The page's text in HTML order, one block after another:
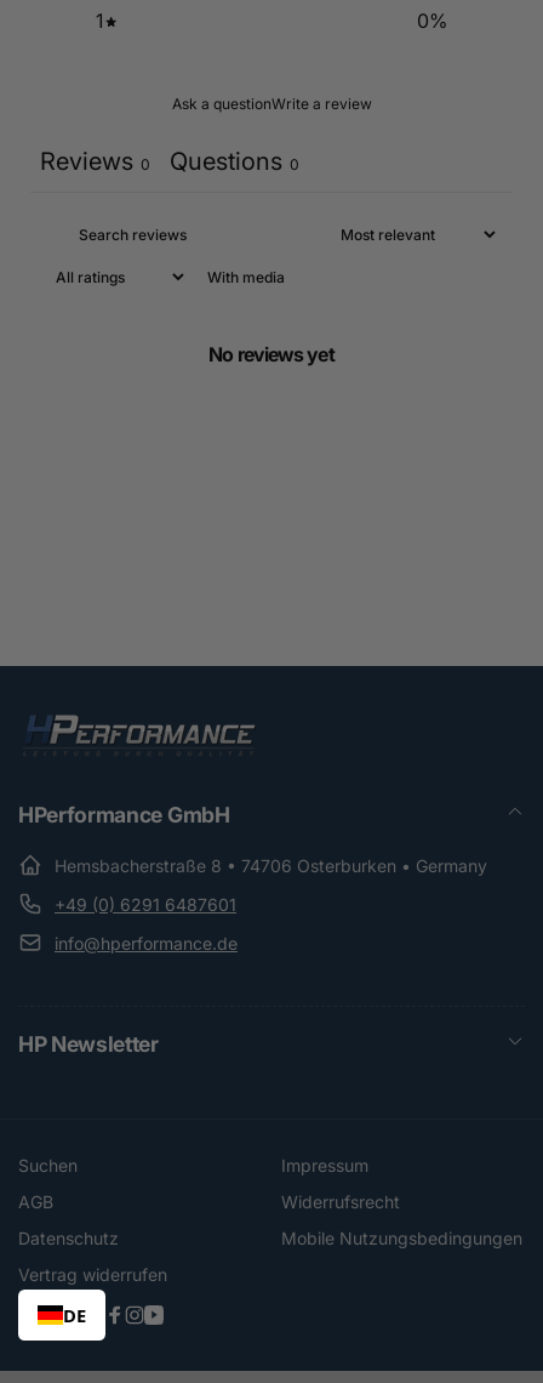
1
0%
Ask a questionWrite a review
Reviews 0 Questions 0
With media
No reviews yet
HPerformance GmbH
Hemsbacherstraße 8 • 74706 Osterburken • Germany
+49 (0) 6291 6487601
info@hperformance.de
HP Newsletter
Suchen
Impressum
AGB
Widerrufsrecht
Datenschutz
Mobile Nutzungsbedingungen
Vertrag widerrufen
DE
Facebook
Instagram
YouTube